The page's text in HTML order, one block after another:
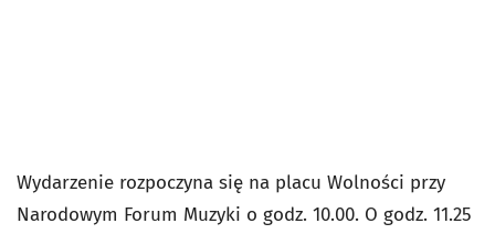
Wydarzenie rozpoczyna się na placu Wolności przy
Narodowym Forum Muzyki o godz. 10.00. O godz. 11.25